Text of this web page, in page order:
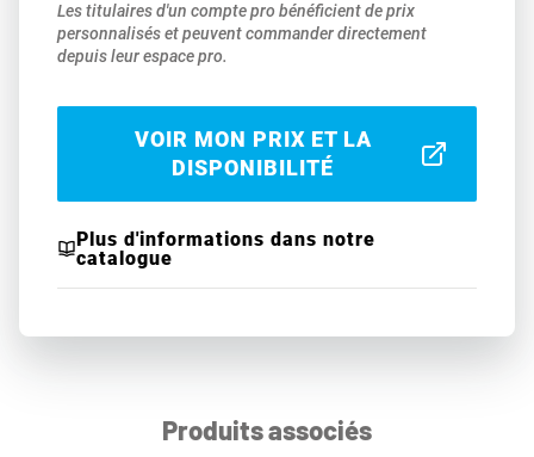
Les titulaires d'un compte pro bénéficient de prix
personnalisés et peuvent commander directement
depuis leur espace pro.
VOIR MON PRIX ET LA
DISPONIBILITÉ
Plus d'informations dans notre
catalogue
Produits associés